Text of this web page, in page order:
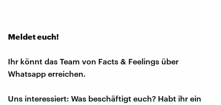
Meldet euch!
Ihr könnt das Team von Facts & Feelings über
Whatsapp erreichen.
Uns interessiert: Was beschäftigt euch? Habt ihr ein